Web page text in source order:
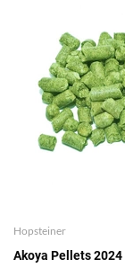
Hopsteiner
Akoya Pellets 2024